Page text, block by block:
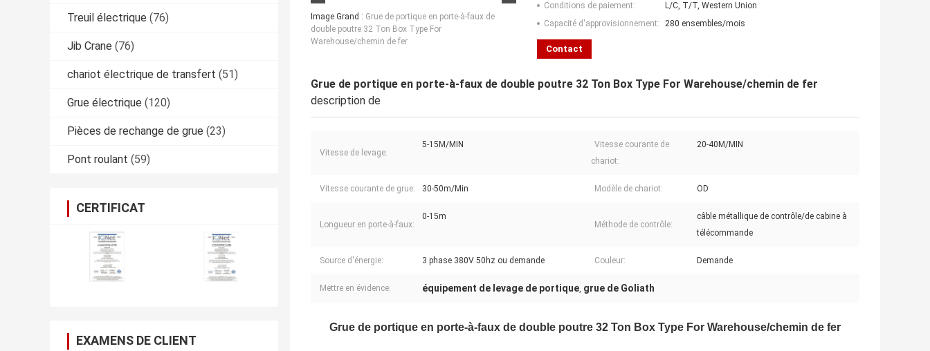
Treuil électrique (76)
Jib Crane (76)
chariot électrique de transfert (51)
Grue électrique (120)
Pièces de rechange de grue (23)
Pont roulant (59)
CERTIFICAT
EXAMENS DE CLIENT
Image Grand : Grue de portique en porte-à-faux de
double poutre 32 Ton Box Type For
Warehouse/chemin de fer
Conditions de paiement:
L/C, T/T, Western Union
Capacité d'approvisionnement:
280 ensembles/mois
Contact
Grue de portique en porte-à-faux de double poutre 32 Ton Box Type For Warehouse/chemin de fer
description de
Vitesse de levage:
5-15M/MIN
Vitesse courante de
chariot:
20-40M/MIN
Vitesse courante de grue: 30-50m/Min Modèle de chariot: OD
Longueur en porte-à-faux:
0-15m
Méthode de contrôle:
câble métallique de contrôle/de cabine à
télécommande
Source d'énergie: 3 phase 380V 50hz ou demande Couleur: Demande
Mettre en évidence: équipement de levage de portique, grue de Goliath
Grue de portique en porte-à-faux de double poutre 32 Ton Box Type For Warehouse/chemin de fer